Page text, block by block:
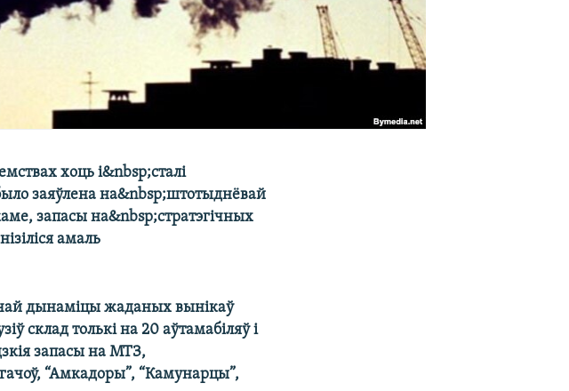
хоць і&nbsp;сталі
заяўлена на&nbsp;штотыднёвай
запасы на&nbsp;стратэгічных
амаль
дынаміцы жаданых вынікаў
склад толькі на 20 аўтамабіляў і
запасы на МТЗ,
“Амкадоры”, “Камунарцы”,